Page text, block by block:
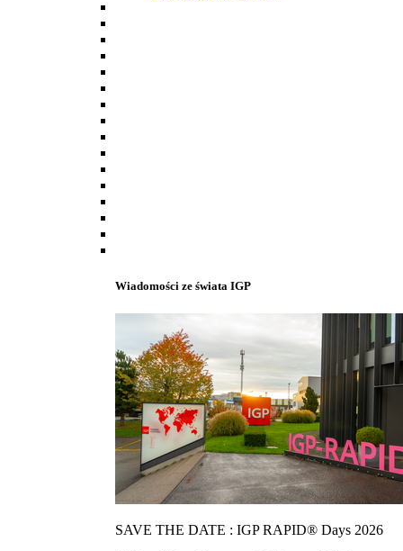
Wiadomości ze świata IGP
SAVE THE DATE : IGP RAPID® Days 2026